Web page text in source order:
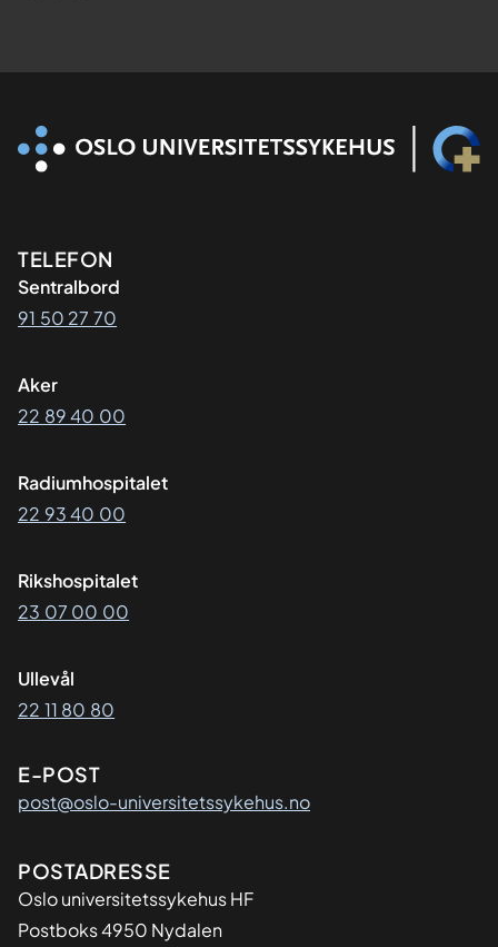
Kontaktinformasjon
TELEFON
Sentralbord
91 50 27 70
Aker
22 89 40 00
Radiumhospitalet
22 93 40 00
Rikshospitalet
23 07 00 00
Ullevål
22 11 80 80
E-POST
post@oslo-universitetssykehus.no
Adresse
POSTADRESSE
Oslo universitetssykehus HF
Postboks 4950 Nydalen